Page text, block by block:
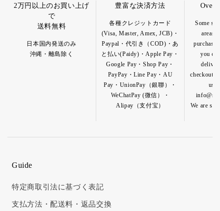
2万円以上のお買い上げ
で
送料無料
日本国内発送のみ
沖縄・離島除く
豊富な決済方法
各種クレジットカード
(Visa, Master, Amex, JCB)・
Paypal・代引き（COD)・あ
と払い(Paidy)・Apple Pay・
Google Pay・Shop Pay・
PayPay・Line Pay・AU
Pay・UnionPay（銀聯）・
WeChatPay (微信）・
Alipay（支付宝）
Some
areas
purchase
you
checkout
us
We are so
Guide
特定商取引法に基づく表記
支払方法・配送料・返品交換